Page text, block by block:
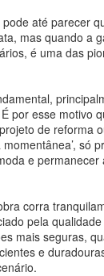
até parecer
mas quando a
é uma das
por esse motivo
de reforma
só
e permanecer
corra
pela
mais seguras,
e